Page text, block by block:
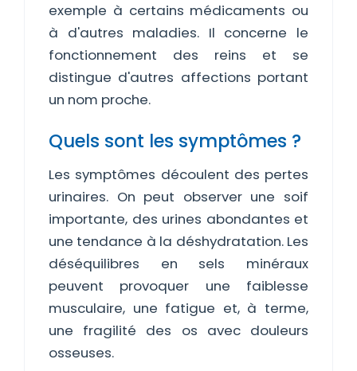
exemple à certains médicaments ou
à d'autres maladies. Il concerne le
fonctionnement des reins et se
distingue d'autres affections portant
un nom proche.
Quels sont les symptômes ?
Les symptômes découlent des pertes
urinaires. On peut observer une soif
importante, des urines abondantes et
une tendance à la déshydratation. Les
déséquilibres en sels minéraux
peuvent provoquer une faiblesse
musculaire, une fatigue et, à terme,
une fragilité des os avec douleurs
osseuses.